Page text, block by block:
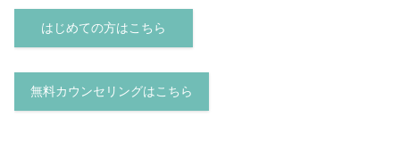
はじめての方はこちら
無料カウンセリングはこちら